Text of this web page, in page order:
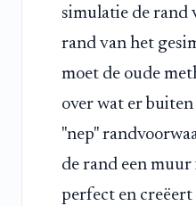
simulatie de rand
rand van het
moet de oude
over wat er
"nep"
de rand een muur
perfect en